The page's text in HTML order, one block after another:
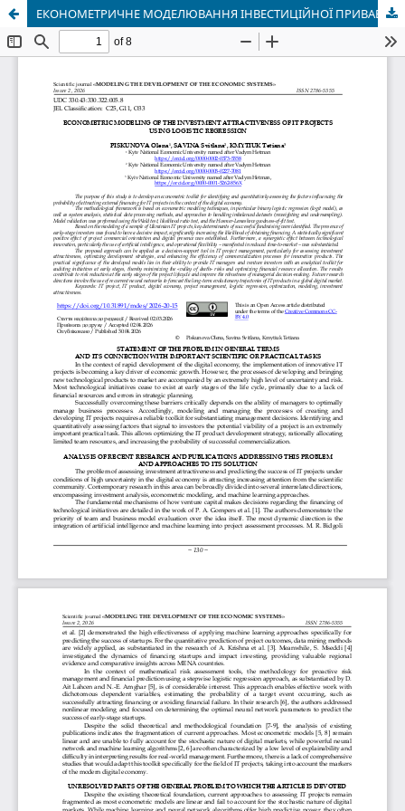
ЕКОНОМЕТРИЧНЕ МОДЕЛЮВАННЯ ІНВЕСТИЦІЙНОЇ ПРИВАБЛИВОСТІ ІТ-ПРОЄКТІВ НА ОСНОВІ ЛОГІСТИЧНОЇ РЕГРЕСІЇ